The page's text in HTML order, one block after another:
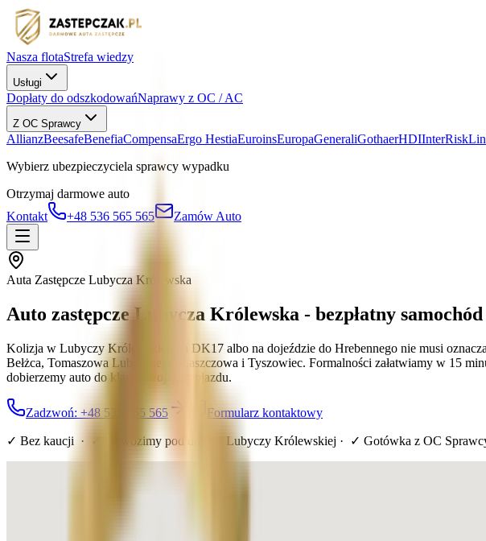
Nasza flotaStrefa wiedzy
Usługi
Dopłaty do odszkodowańNaprawy z OC / AC
Z OC Sprawcy
AllianzBeesafeBenefiaCompensaErgo HestiaEuroinsEuropaGeneraliGothaerHDIInterRisk
Wybierz ubezpieczyciela sprawcy wypadku
Otrzymaj darmowe auto
Kontakt
+48 536 565 565 Zamów Auto
Auta Zastępcze Lubycza Królewska
Auto zastępcze Lubycza Królewska - bezpłatny
Kolizja w Lubyczy Królewskiej, na DK17 albo na dojeździe do Hrebennego nie musi
Bełżca, Tomaszowa Lubelskiego, Łaszczowa i Tyszowiec. Formalności załatwiamy w 15
dobierzemy auto do klasy Twojego pojazdu.
Zadzwoń: +48 536 565 565 Formularz kontaktowy
✓ Bez kaucji · ✓ Dowozimy pod dom w Lubyczy Królewskiej · ✓ Gotówka z OC